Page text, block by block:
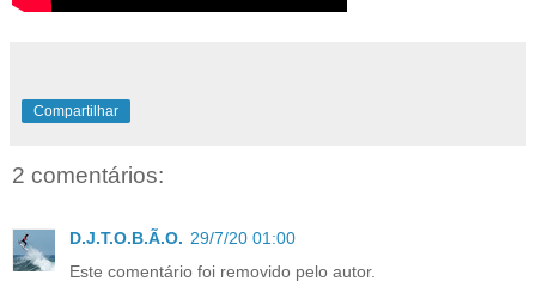
Compartilhar
2 comentários:
D.J.T.O.B.Ã.O. 29/7/20 01:00
Este comentário foi removido pelo autor.